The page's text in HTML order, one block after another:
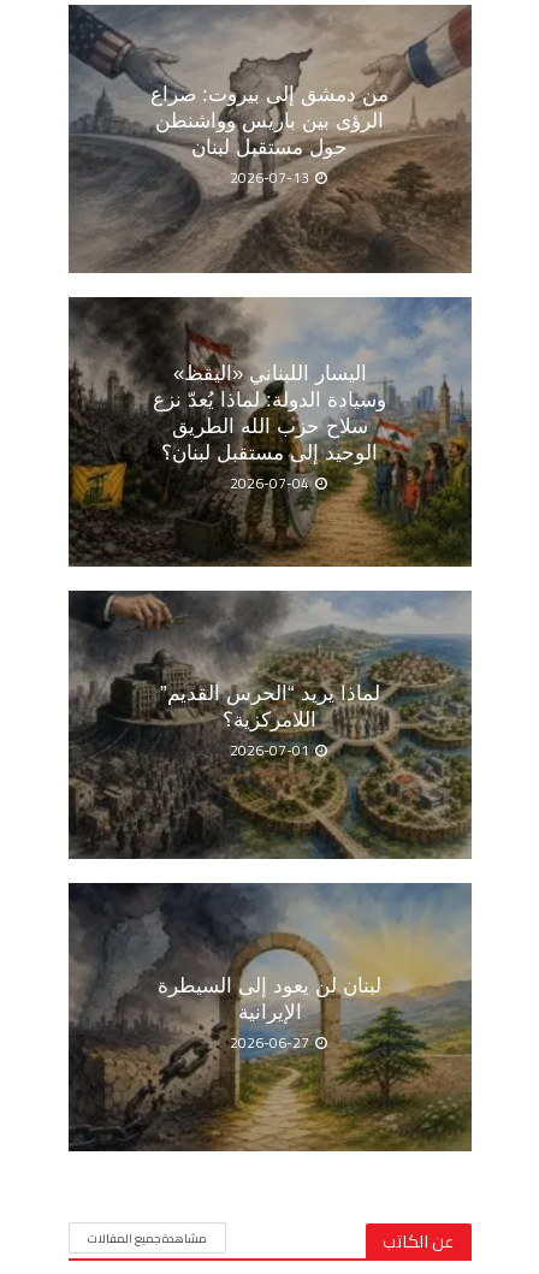
من دمشق إلى بيروت: صراع
الرؤى بين باريس وواشنطن
حول مستقبل لبنان
2026-07-13
اليسار اللبناني «اليقظ»
وسيادة الدولة: لماذا يُعدّ نزع
سلاح حزب الله الطريق
الوحيد إلى مستقبل لبنان؟
2026-07-04
لماذا يريد “الحرس القديم”
اللامركزية؟
2026-07-01
لبنان لن يعود إلى السيطرة
الإيرانية
2026-06-27
عن الكاتب مشاهدة جميع المقالات